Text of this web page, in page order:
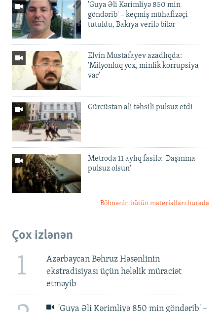
'Guya Əli Kərimliyə 850 min
göndərib' – keçmiş mühafizəçi
tutuldu, Bakıya verilə bilər
Elvin Mustafayev azadlıqda:
'Milyonluq yox, minlik korrupsiya
var'
Gürcüstan ali təhsili pulsuz etdi
Metroda 11 aylıq fasilə: 'Daşınma
pulsuz olsun'
Bölmənin bütün materialları burada
Çox izlənən
1
Azərbaycan Bəhruz Həsənlinin
ekstradisiyası üçün hələlik müraciət
etməyib
'Guya Əli Kərimliyə 850 min göndərib' –